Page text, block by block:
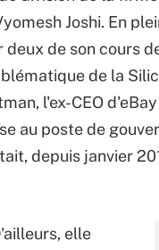
Joshi. En
deux de son cours
de la
l'ex-CEO
au poste de
depuis janvier
elle